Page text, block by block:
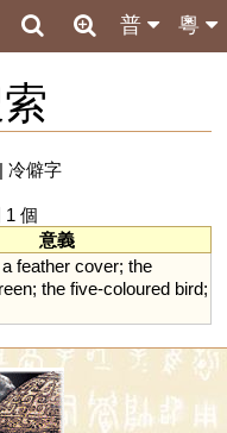
粵
普
冷僻字
1 個
意義
a feather cover; the
; the five-coloured bird;